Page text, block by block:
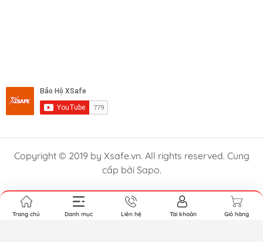
Copyright © 2019 by Xsafe.vn. All rights reserved. Cung
cấp bởi Sapo.
Trang chủ Danh mục Liên hệ Tài khoản Giỏ hàng